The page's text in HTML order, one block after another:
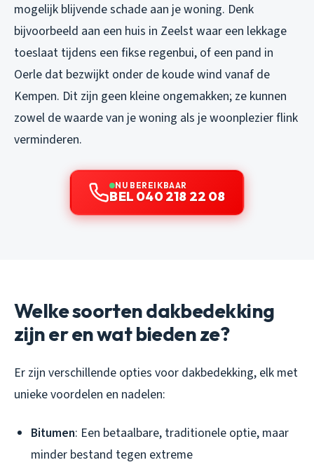
mogelijk blijvende schade aan je woning. Denk
bijvoorbeeld aan een huis in Zeelst waar een lekkage
toeslaat tijdens een fikse regenbui, of een pand in
Oerle dat bezwijkt onder de koude wind vanaf de
Kempen. Dit zijn geen kleine ongemakken; ze kunnen
zowel de waarde van je woning als je woonplezier flink
verminderen.
NU BEREIKBAAR
BEL 040 218 22 08
Welke soorten dakbedekking
zijn er en wat bieden ze?
Er zijn verschillende opties voor dakbedekking, elk met
unieke voordelen en nadelen:
Bitumen: Een betaalbare, traditionele optie, maar
minder bestand tegen extreme